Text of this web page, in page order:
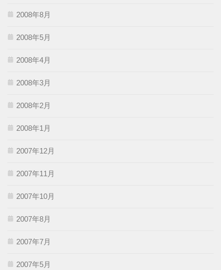
2008年8月
2008年5月
2008年4月
2008年3月
2008年2月
2008年1月
2007年12月
2007年11月
2007年10月
2007年8月
2007年7月
2007年5月